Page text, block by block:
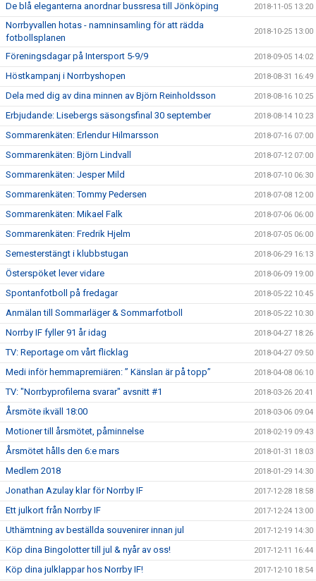
De blå eleganterna anordnar bussresa till Jönköping 2018-11-05 13:20
Norrbyvallen hotas - namninsamling för att rädda
fotbollsplanen
2018-10-25 13:00
Föreningsdagar på Intersport 5-9/9 2018-09-05 14:02
Höstkampanj i Norrbyshopen 2018-08-31 16:49
Dela med dig av dina minnen av Björn Reinholdsson 2018-08-16 10:25
Erbjudande: Lisebergs säsongsfinal 30 september 2018-08-14 10:23
Sommarenkäten: Erlendur Hilmarsson 2018-07-16 07:00
Sommarenkäten: Björn Lindvall 2018-07-12 07:00
Sommarenkäten: Jesper Mild 2018-07-10 06:30
Sommarenkäten: Tommy Pedersen 2018-07-08 12:00
Sommarenkäten: Mikael Falk 2018-07-06 06:00
Sommarenkäten: Fredrik Hjelm 2018-07-05 06:00
Semesterstängt i klubbstugan 2018-06-29 16:13
Österspöket lever vidare 2018-06-09 19:00
Spontanfotboll på fredagar 2018-05-22 10:45
Anmälan till Sommarläger & Sommarfotboll 2018-05-22 10:30
Norrby IF fyller 91 år idag 2018-04-27 18:26
TV: Reportage om vårt flicklag 2018-04-27 09:50
Medi inför hemmapremiären: ” Känslan är på topp” 2018-04-08 06:10
TV: "Norrbyprofilerna svarar" avsnitt #1 2018-03-26 20:41
Årsmöte ikväll 18:00 2018-03-06 09:04
Motioner till årsmötet, påminnelse 2018-02-19 09:43
Årsmötet hålls den 6:e mars 2018-01-31 18:03
Medlem 2018 2018-01-29 14:30
Jonathan Azulay klar för Norrby IF 2017-12-28 18:58
Ett julkort från Norrby IF 2017-12-24 13:00
Uthämtning av beställda souvenirer innan jul 2017-12-19 14:30
Köp dina Bingolotter till jul & nyår av oss! 2017-12-11 16:44
Köp dina julklappar hos Norrby IF! 2017-12-10 18:54